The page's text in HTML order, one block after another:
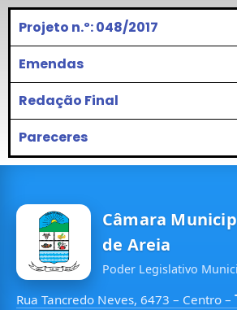
Projeto n.º: 048/2017
Emendas
Redação Final
Pareceres
Câmara
de Areia
Poder Legislativo
Rua Tancredo Neves, 6473 – Centro –